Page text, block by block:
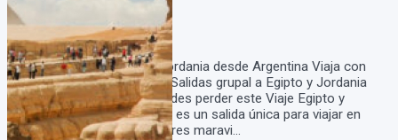
Duración:
17Días15Noches
Salida grupal a Egipto y Jordania desde Argentina Viaja con
nosotros a estas nuevas Salidas grupal a Egipto y Jordania
desde Argentina, no te podes perder este Viaje Egipto y
Jordania desde Argentina, es un salida única para viajar en
grupo conocer estos lugares maravi...